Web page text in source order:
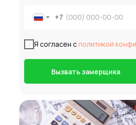
+7
Я согласен с политикой
Вызвать замерщика